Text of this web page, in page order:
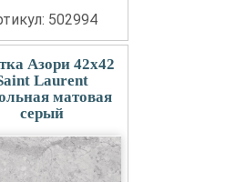
502994
Азори 42x42
Laurent
матовая
серый